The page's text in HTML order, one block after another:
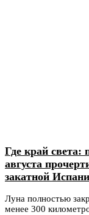
Где край света:
августа
закатной
Луна полностью
менее 300